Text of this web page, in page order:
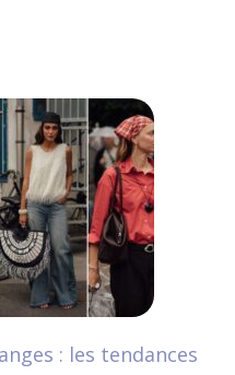
: les tendances